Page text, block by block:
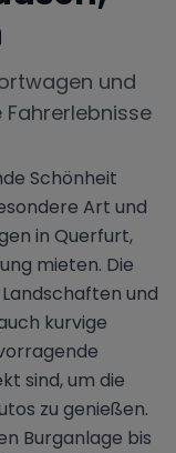
und
Schönheit
Art und
in Querfurt,
mieten. Die
und
kurvige
sind, um die
zu genießen.
Burganlage bis